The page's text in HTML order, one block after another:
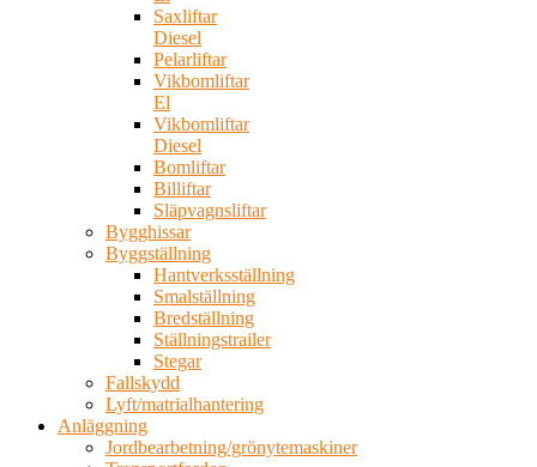
Saxliftar
Diesel
Pelarliftar
Vikbomliftar
El
Vikbomliftar
Diesel
Bomliftar
Billiftar
Släpvagnsliftar
Bygghissar
Byggställning
Hantverksställning
Smalställning
Bredställning
Ställningstrailer
Stegar
Fallskydd
Lyft/matrialhantering
Anläggning
Jordbearbetning/grönytemaskiner